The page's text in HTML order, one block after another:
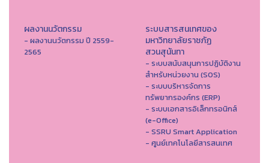
ผลงานนวัตกรรม
- ผลงานนวัตกรรม ปี 2559-
2565
ระบบสารสนเทศของ
มหาวิทยาลัยราชภัฏ
สวนสุนันทา
- ระบบสนับสนุนการปฏิบัติงาน
สำหรับหน่วยงาน (SOS)
- ระบบบริหารจัดการ
ทรัพยากรองค์กร (ERP)
- ระบบเอกสารอิเล็กทรอนิกส์
(e-Office)
- SSRU Smart Application
- ศูนย์เทคโนโลยีสารสนเทศ